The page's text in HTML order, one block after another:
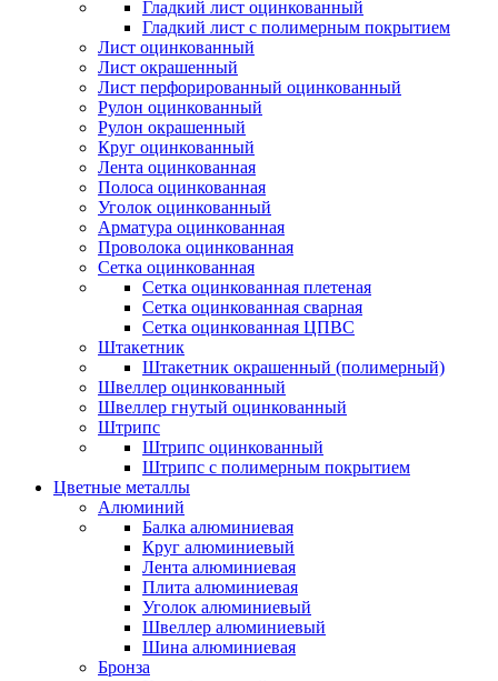
Гладкий лист оцинкованный
Гладкий лист с полимерным покрытием
Лист оцинкованный
Лист окрашенный
Лист перфорированный оцинкованный
Рулон оцинкованный
Рулон окрашенный
Круг оцинкованный
Лента оцинкованная
Полоса оцинкованная
Уголок оцинкованный
Арматура оцинкованная
Проволока оцинкованная
Сетка оцинкованная
Сетка оцинкованная плетеная
Сетка оцинкованная сварная
Сетка оцинкованная ЦПВС
Штакетник
Штакетник окрашенный (полимерный)
Швеллер оцинкованный
Швеллер гнутый оцинкованный
Штрипс
Штрипс оцинкованный
Штрипс с полимерным покрытием
Цветные металлы
Алюминий
Балка алюминиевая
Круг алюминиевый
Лента алюминиевая
Плита алюминиевая
Уголок алюминиевый
Швеллер алюминиевый
Шина алюминиевая
Бронза